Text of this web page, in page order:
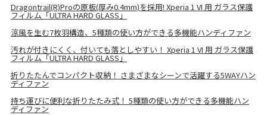
Dragontrail(R)Proの原板(厚み0.4mm)を採用! Xperia 1 VI 用 ガラス保護
フィルム「ULTRA HARD GLASS」
涼風を生む7枚羽構造、5種類の使い方ができる多機能ハンディファン
汚れが付きにくく、付いても落としやすい！ Xperia 1 VI 用 ガラス保護
フィルム「ULTRA HARD GLASS」
折りたたんでコンパクト収納！ さまざまなシーンで活躍する5WAYハン
ディファン
持ち運びに便利な折りたたみ式！ 5種類の使い方ができる多機能ハン
ディファン